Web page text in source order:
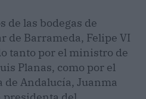
de las bodegas de
de Barrameda, Felipe VI
tanto por el ministro de
Planas, como por el
de Andalucía, Juanma